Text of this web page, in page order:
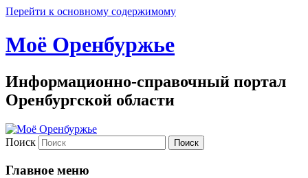
Перейти к основному содержимому
Моё Оренбуржье
Информационно-справочный портал
Оренбургской области
Поиск
Главное меню